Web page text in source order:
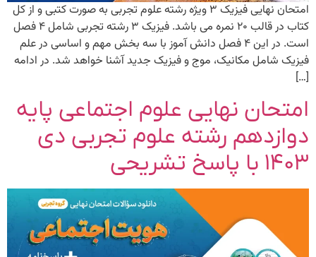
امتحان نهایی فیزیک ۳ ویژه رشته علوم تجربی به صورت کتبی و از کل
کتاب در قالب ۲۰ نمره می باشد. فیزیک ۳ رشته تجربی شامل ۴ فصل
است. در این ۴ فصل دانش آموز با سه بخش مهم و اساسی در علم
فیزیک شامل مکانیک، موج و فیزیک جدید آشنا خواهد شد. در ادامه
[…]
امتحان نهایی علوم اجتماعی پایه
دوازدهم رشته علوم تجربی دی
۱۴۰۳ با پاسخ تشریحی